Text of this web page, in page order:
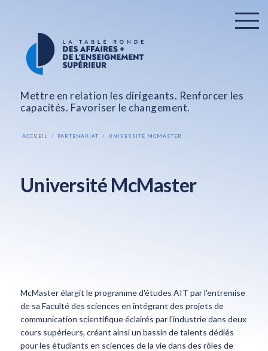
Mettre en relation les dirigeants. Renforcer les
capacités. Favoriser le changement.
ACCUEIL PARTENARIAT UNIVERSITÉ MCMASTER
Université McMaster
McMaster élargit le programme d'études AIT par l'entremise
de sa Faculté des sciences en intégrant des projets de
communication scientifique éclairés par l'industrie dans deux
cours supérieurs, créant ainsi un bassin de talents dédiés
pour les étudiants en sciences de la vie dans des rôles de